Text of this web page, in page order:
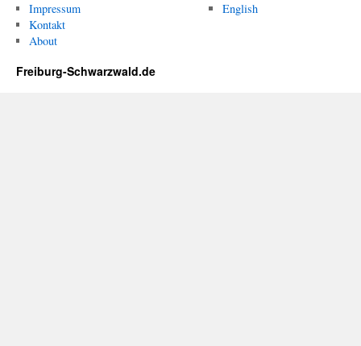
Impressum
Kontakt
About
English
Freiburg-Schwarzwald.de